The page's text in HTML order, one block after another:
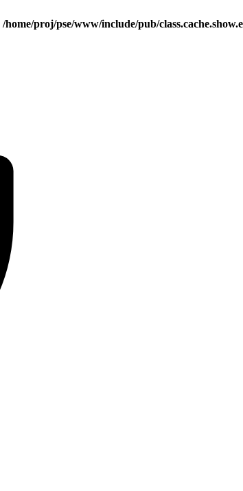
/home/proj/pse/www/include/pub/